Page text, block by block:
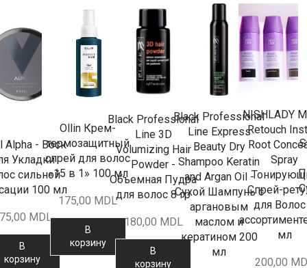
Alpha - Воск
Укладки
сильной
100 мл
MDL
В
корзину
Ollin Крем-
термозащитный
спрей для волос
«15 в 1» 100 мл
175,00 MDL
В
корзину
Black Professional
Line 3D
Volumizing Hair
Powder -
Объемная Пудра
для волос 8 гр
180,00 MDL
В
корзину
Black Professional
Line Express
Beauty Dry
Shampoo Keratin
and Argan Oil -
Сухой Шампунь с
аргановым
маслом и
кератином 200
мл
NISHLADY
Retouch
Root
Spray
Спрей-
для
мл
200,00